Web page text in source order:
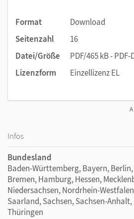
Format
Download
Seitenzahl
16
Datei/Größe
PDF/465 kB - PDF-
Lizenzform
Einzellizenz EL
Infos
Bundesland
Baden-Württemberg, Bayern,
Bremen, Hamburg, Hessen,
Niedersachsen, Nordrhein-
Saarland, Sachsen, Sachsen-
Thüringen